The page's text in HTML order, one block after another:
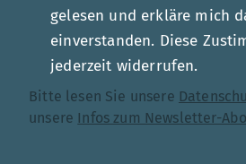
gelesen und erkläre mich
einverstanden. Diese
jederzeit widerrufen.
Bitte lesen Sie unsere
unsere Infos zum Newsletter-Abo